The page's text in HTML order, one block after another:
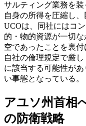
サルティング業務を装
自身の所得を圧縮し
UCOは、同社にはコ
的・物的資源が一切
空であったことを裏
自社の倫理規定で厳
に該当する可能性が
い事態となっている。
アユソ州首相
の防衛戦略